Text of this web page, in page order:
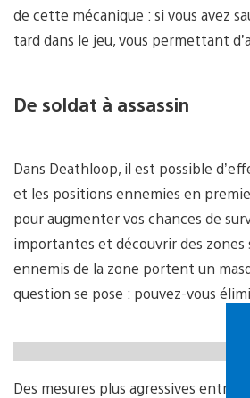
de cette mécanique : si vous avez
tard dans le jeu, vous permettant
De soldat à assassin
Dans Deathloop, il est possible
et les positions ennemies en
pour augmenter vos chances de
importantes et découvrir des
ennemis de la zone portent un
question se pose : pouvez-vous
Des mesures plus agressives